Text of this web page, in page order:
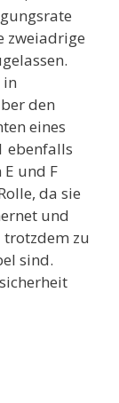
zweiadrige
in
den
eines
ebenfalls
und F
da sie
und
trotzdem zu
sind.